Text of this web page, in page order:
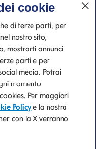
cookie
di terze parti, per
nostro sito,
mostrarti annunci
parti e per
media. Potrai
momento
Per maggiori
Policye la nostra
con la X verranno